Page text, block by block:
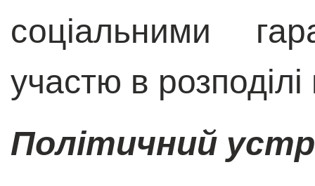
соціальними
участю в розподілі
Політичний